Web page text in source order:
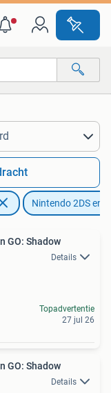
Nintendo 2DS en
GO: Shadow
Details
Topadvertentie
27 jul 26
GO: Shadow
Details